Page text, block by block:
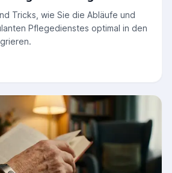
Tricks, wie Sie die Abläufe und
Pflegedienstes optimal in den